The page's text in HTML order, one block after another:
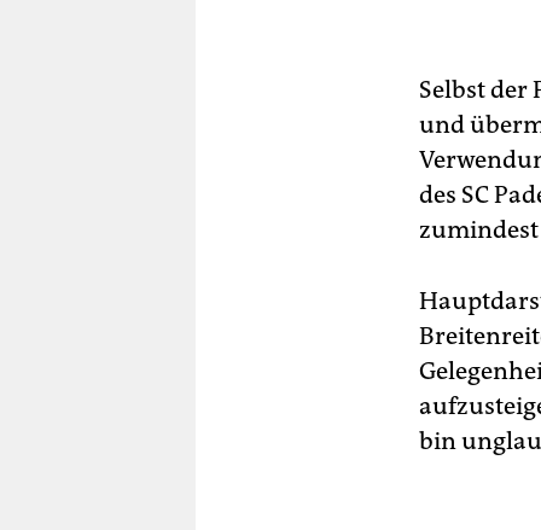
Selbst der
und
des SC
zumindest
bin